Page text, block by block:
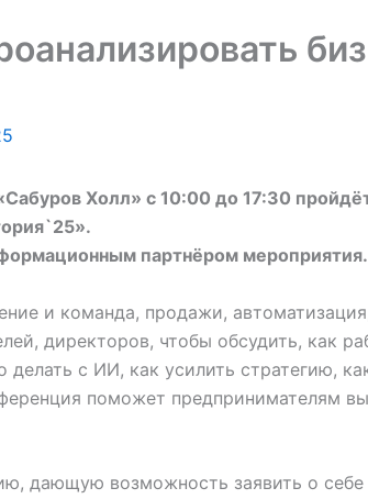
Холл» с 10:00 до 17:30
партнёром мероприятия.
и команда, продажи,
директоров, чтобы обсудить, как
с ИИ, как усилить стратегию,
поможет предпринимателям
дающую возможность заявить о себе